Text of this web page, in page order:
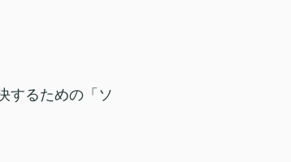
するための「ソ